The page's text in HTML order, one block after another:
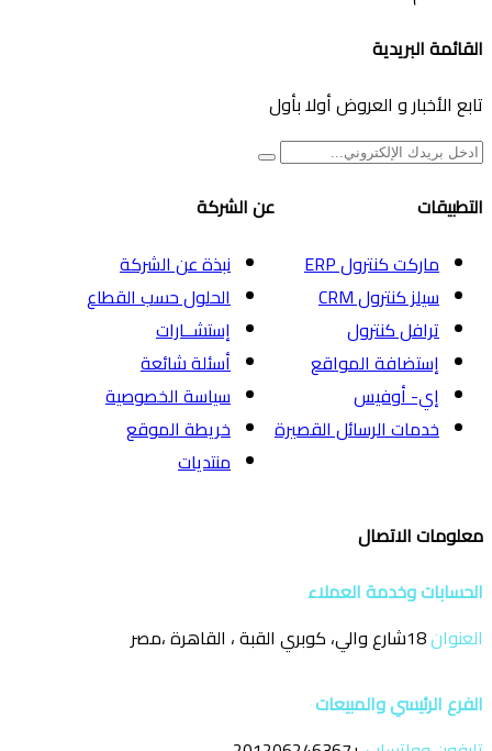
القائمة البريدية
تابع الأخبار و العروض أولا بأول
التطبيقات
ماركت كنترول ERP
سيلز كنترول CRM
ترافل كنترول
إستضافة المواقع
إي- أوفيس
خدمات الرسائل القصيرة
عن الشركة
نبذة عن الشركة
الحلول حسب القطاع
إستشــارات
أسئلة شائعة
سياسة الخصوصية
خريطة الموقع
منتديات
معلومات الاتصال
الحسابات وخدمة العملاء
العنوان
الفرع الرئيسي والمبيعات